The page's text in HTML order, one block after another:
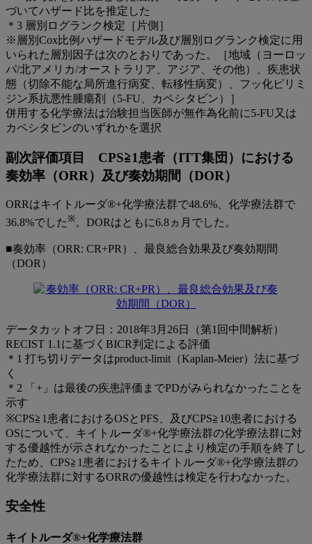
づいてハザード比を推定した
＊3 層別ログランク検定［片側］
※層別Cox比例ハザードモデル及び層別ログランク検定に用
いられた層別因子は次のとおりであった。［地域（ヨーロッ
パ/北アメリカ/オーストラリア、アジア、その他）、疾患状
態（切除不能な局所進行病変、転移性病変）、フッ化ピリミ
ジン系抗悪性腫瘍剤（5-FU、カペシタビン）］
併用する化学療法は治験担当医師が無作為化前に5-FU又は
カペシタビンのいずれかを選択
副次評価項目 CPS≧1患者（ITT集団）における
奏効率（ORR）及び奏効期間（DOR）
ORRはキイトルーダ®+化学療法群で48.6%、化学療法群で
36.8%でした※。DORはともに6.8ヵ月でした。
■奏効率（ORR: CR+PR）、最良総合効果及び奏効期間
（DOR）
データカットオフ日：2018年3月26日（第1回中間解析）
RECIST 1.1に基づくBICR判定による評価
＊1 打ち切りデータはproduct-limit（Kaplan-Meier）法に基づ
く
＊2 「+」は最後の疾患評価までPDがみられなかったことを
示す
※CPS≧1患者におけるOSとPFS、及びCPS≧10患者における
OSについて、キイトルーダ®+化学療法群の化学療法群に対
する優越性が示されなかったことにより検定の手順を終了し
たため、CPS≧1患者におけるキイトルーダ®+化学療法群の
化学療法群に対するORRの優越性は検定を行わなかった。
安全性
キイトルーダ®+化学療法群